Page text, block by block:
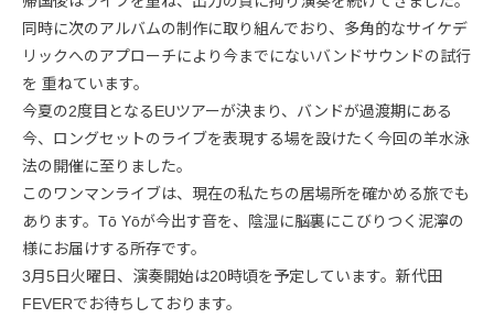
同時に次のアルバムの制作に取り組んでおり、多角的なサイケデ
リックへのアプローチにより今までにないバンドサウンドの試行
を 重ねています。
今夏の2度目となるEUツアーが決まり、バンドが過渡期にある
今、ロングセットのライブを表現する場を設けたく今回の羊水泳
法の開催に至りました。
このワンマンライブは、現在の私たちの居場所を確かめる旅でも
あります。Tō Yōが今出す音を、陰湿に脳裏にこびりつく泥濘の
様にお届けする所存です。
3月5日火曜日、演奏開始は20時頃を予定しています。新代田
FEVERでお待ちしております。